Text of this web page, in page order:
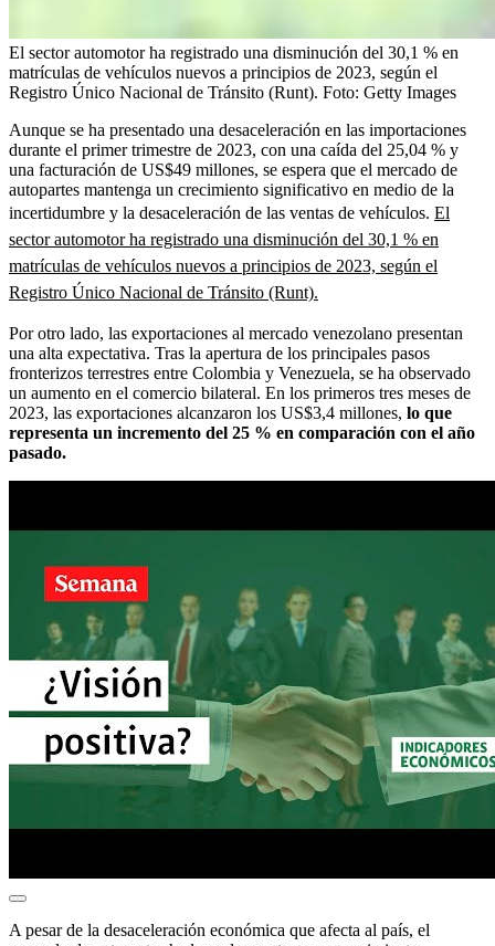
El sector automotor ha registrado una disminución del 30,1 % en
matrículas de vehículos nuevos a principios de 2023, según el
Registro Único Nacional de Tránsito (Runt). Foto: Getty Images
Aunque se ha presentado una desaceleración en las importaciones
durante el primer trimestre de 2023, con una caída del 25,04 % y
una facturación de US$49 millones, se espera que el mercado de
autopartes mantenga un crecimiento significativo en medio de la
incertidumbre y la desaceleración de las ventas de vehículos. El
sector automotor ha registrado una disminución del 30,1 % en
matrículas de vehículos nuevos a principios de 2023, según el
Registro Único Nacional de Tránsito (Runt).
Por otro lado, las exportaciones al mercado venezolano presentan
una alta expectativa. Tras la apertura de los principales pasos
fronterizos terrestres entre Colombia y Venezuela, se ha observado
un aumento en el comercio bilateral. En los primeros tres meses de
2023, las exportaciones alcanzaron los US$3,4 millones, lo que
representa un incremento del 25 % en comparación con el año
pasado.
A pesar de la desaceleración económica que afecta al país, el